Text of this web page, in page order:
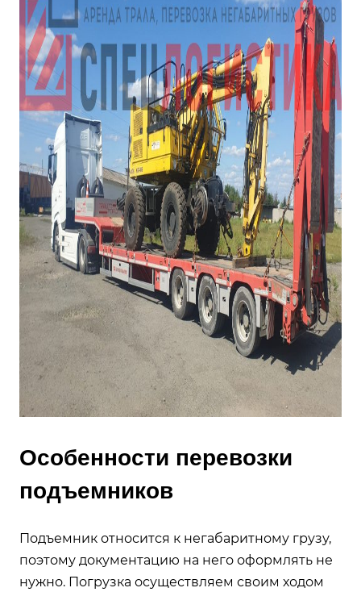
Особенности перевозки
подъемников
Подъемник относится к негабаритному грузу,
поэтому документацию на него оформлять не
нужно. Погрузка осуществляем своим ходом